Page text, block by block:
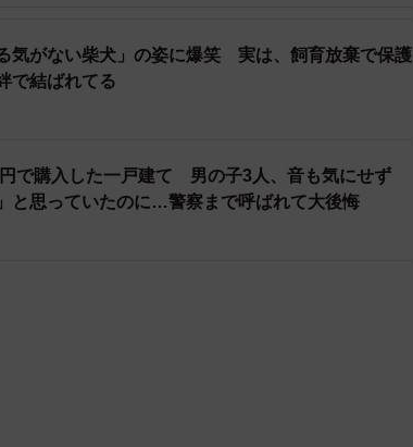
気がない柴犬」の姿に爆笑 実は、飼育放棄で保護
で結ばれてる
円で購入した一戸建て 男の子3人、音も気にせず
と思っていたのに…警察まで呼ばれて大後悔